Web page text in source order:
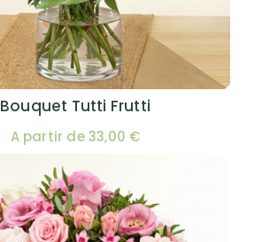
Bouquet Tutti Frutti
A partir de 33,00 €